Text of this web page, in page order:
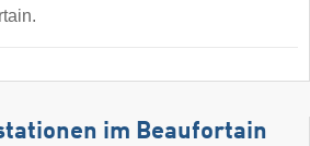
im Beaufortain